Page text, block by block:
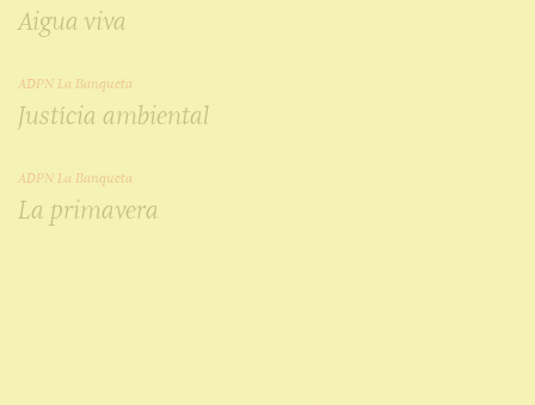
Aigua viva
ADPN La Banqueta
Justícia ambiental
ADPN La Banqueta
La primavera